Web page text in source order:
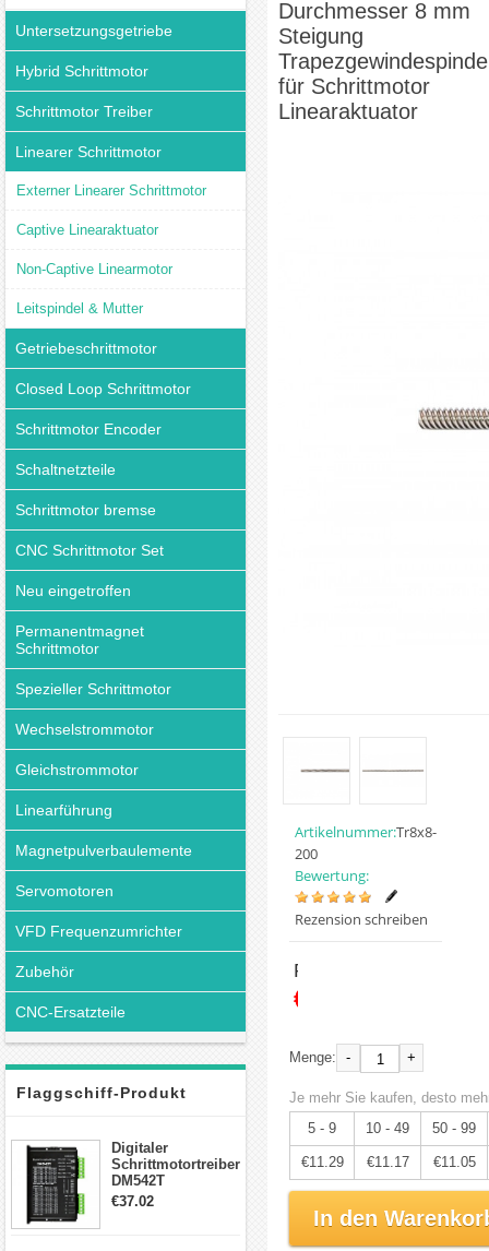
Untersetzungsgetriebe
Hybrid Schrittmotor
Schrittmotor Treiber
Linearer Schrittmotor
Externer Linearer Schrittmotor
Captive Linearaktuator
Non-Captive Linearmotor
Leitspindel & Mutter
Getriebeschrittmotor
Closed Loop Schrittmotor
Schrittmotor Encoder
Schaltnetzteile
Schrittmotor bremse
CNC Schrittmotor Set
Neu eingetroffen
Permanentmagnet
Schrittmotor
Spezieller Schrittmotor
Wechselstrommotor
Gleichstrommotor
Linearführung
Magnetpulverbaulemente
Servomotoren
VFD Frequenzumrichter
Zubehör
CNC-Ersatzteile
Flaggschiff-Produkt
Digitaler
Schrittmotortreiber
DM542T
Schrittmotor
€37.02
Durchmesser 8 mm
Steigung
für Schrittmotor
Linearaktuator
Artikelnummer:Tr8x8-
200
Bewertung:
Rezension schreiben
Preis:
€11.88
Menge: - +
Je mehr Sie kaufen, desto
5 - 9
10 - 49 50 - 99
€11.29 €11.17 €11.05
In den